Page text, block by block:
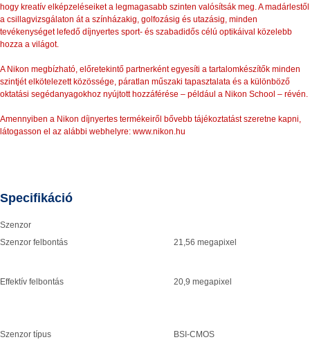
hogy kreatív elképzeléseiket a legmagasabb szinten valósítsák meg. A madárlestől
a csillagvizsgálaton át a színházakig, golfozásig és utazásig, minden
tevékenységet lefedő díjnyertes sport- és szabadidős célú optikáival közelebb
hozza a világot.
A Nikon megbízható, előretekintő partnerként egyesíti a tartalomkészítők minden
szintjét elkötelezett közössége, páratlan műszaki tapasztalata és a különböző
oktatási segédanyagokhoz nyújtott hozzáférése – például a Nikon School – révén.
Amennyiben a Nikon díjnyertes termékeiről bővebb tájékoztatást szeretne kapni,
látogasson el az alábbi webhelyre: www.nikon.hu
Specifikáció
Szenzor
Szenzor felbontás
21,56 megapixel
Effektív felbontás 20,9 megapixel
Szenzor típus BSI-CMOS